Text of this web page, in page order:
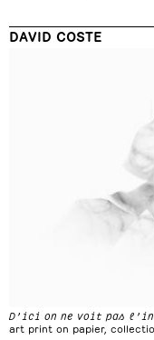
DAVID COSTE
D’ici on ne voit pas
art print on papier,